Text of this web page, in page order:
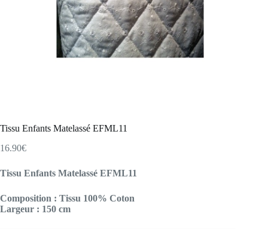
Tissu Enfants Matelassé EFML11
16.90€
Tissu Enfants Matelassé EFML11
Composition : Tissu 100% Coton
Largeur : 150 cm